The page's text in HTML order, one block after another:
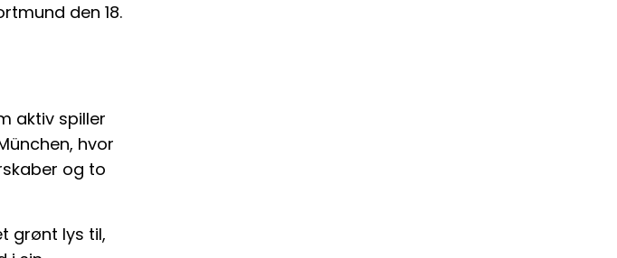
den 18.
aktiv spiller
hvor
og to
grønt lys til,